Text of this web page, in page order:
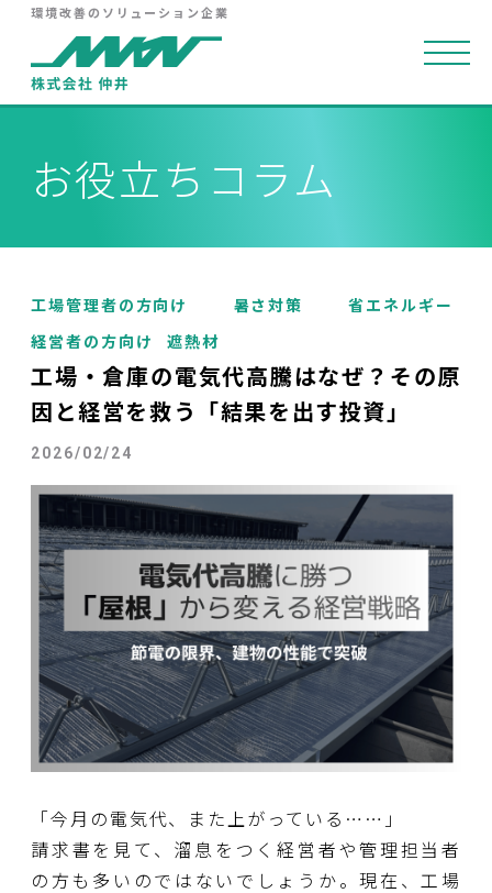
環境改善のソリューション企業
お役立ちコラム
工場管理者の方向け 暑さ対策
省エネルギー
経営者の方向け
遮熱材
工場・倉庫の電気代高騰はなぜ？その原
因と経営を救う「結果を出す投資」
2026/02/24
「今月の電気代、また上がっている……」
請求書を見て、溜息をつく経営者や管理担当者
の方も多いのではないでしょうか。現在、工場